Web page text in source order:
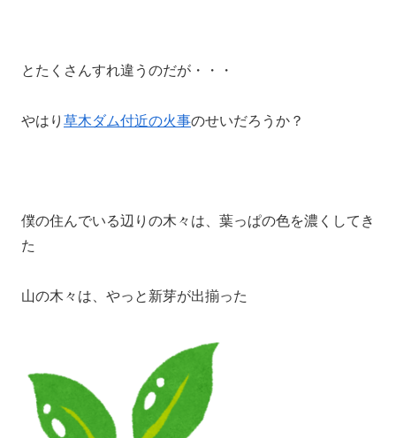
とたくさんすれ違うのだが・・・
やはり 草木ダム付近の火事のせいだろうか？
僕の住んでいる辺りの木々は、葉っぱの色を濃くしてき
た
山の木々は、やっと新芽が出揃った